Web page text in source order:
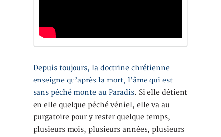
Depuis toujours, la doctrine chrétienne
enseigne qu’après la mort, l’âme qui est
sans péché monte au Paradis. Si elle détient
en elle quelque péché véniel, elle va au
purgatoire pour y rester quelque temps,
plusieurs mois, plusieurs années, plusieurs